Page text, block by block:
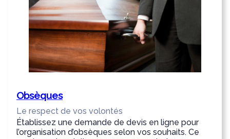
Obsèques
Le respect de vos volontés
Établissez une demande de devis en ligne pour
l’organisation d’obsèques selon vos souhaits. Ce